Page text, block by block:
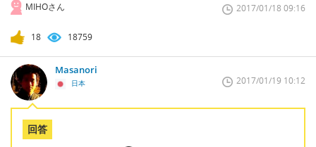
MIHOさん 2017/01/18 09:16
18 18759
Masanori
日本 2017/01/19 10:12
回答